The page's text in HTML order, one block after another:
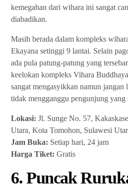
kemegahan dari wihara ini sangat
diabadikan.
Masih berada dalam kompleks
Ekayana setinggi 9 lantai. Selain
ada pula patung-patung yang
keelokan kompleks Vihara
sangat mengasyikkan namun jangan
tidak mengganggu pengunjung yang
Lokasi: Jl. Sunge No. 57,
Utara, Kota Tomohon, Sulawesi
Jam Buka: Setiap hari, 24 jam
Harga Tiket: Gratis
6. Puncak